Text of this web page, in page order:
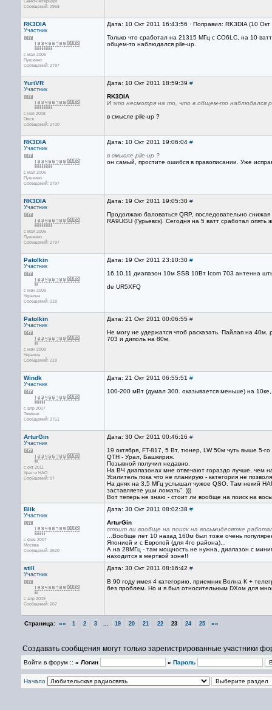
Сообщений: 2968
RK3DIA
Участник
с мая 2006
Пушкино
Сообщений: 2797
Дата: 10 Окт 2011 16:43:56 · Поправил: RK3DIA (10
Только что сработал на 21315 МГц с CO6LC, на 10
общем-то наблюдался pile-up.
YuriVR
Участник
с ноя 2008
Омск
Сообщений: 2700
Дата: 10 Окт 2011 18:59:39 #
RK3DIA
И это несмотря на то, что в общем-то наблюдался
в смысле pile-up ?
RK3DIA
Участник
с мая 2006
Пушкино
Сообщений: 2797
Дата: 10 Окт 2011 19:06:04 #
в смысле pile-up ?
он самый, простите ошибся в правописании. Уже
RK3DIA
Участник
с мая 2006
Пушкино
Сообщений: 2797
Дата: 19 Окт 2011 19:05:30 #
Продолжаю баловаться QRP, последовательно
RA9UGU (Гурьевск). Сегодня на 5 ватт сработал
Patolkin
Участник
с июн 2009
Украина
Сообщений: 218
Дата: 19 Окт 2011 23:10:30 #
16.10.11 диапазон 10м SSB 10Вт Icom 703 антенна
de UR5XFQ
Patolkin
Участник
с июн 2009
Украина
Сообщений: 218
Дата: 21 Окт 2011 00:06:55 #
Не могу не удержатся чтоб расказать. Пайлап на 40м,
703 и диполь на 80м.
Windk
Участник
с апр 2007
Тюмень
Сообщений: 3751
Дата: 21 Окт 2011 06:55:51 #
100-200 мВт (думал 300. оказывается меньше) на
ArturGin
Участник
с окт 2011
Урал и НАО
Сообщений: 97
Дата: 30 Окт 2011 00:46:16 #
19 октября, FT-817, 5 Вт, тюнер, LW 50м чуть выше 5-
QTH - Урал, Башкирия.
Позывной получил недавно.
На ВЧ диапазонах мне отвечают гораздо лучше, чем
Усилитель пока что не планирую - категория не
На днях на 3,5 МГц услышал чужое QSO. Там некий
заставляете уши ломать". )))
Вот теперь не знаю - стоит ли вообще на поиск на
Blik
Участник
с фев 2007
Москва
Сообщений: 2520
Дата: 30 Окт 2011 08:02:38 #
ArturGin
стоит ли вообще на поиск на восьмидесятке
...Вообще лет 10 назад 160м был тоже очень
Японией и с Европой (для 4го района)...
А на 28МГц - там мощность не нужна, диапазон с
находится в мертвой зоне!!
still
Участник
с апр 2009
Сообщений: 267
Дата: 30 Окт 2011 08:16:42 #
В 90 году имея 4 категорию, приемник Волна К +
без проблем. Но и я был относительным DXом для
Страница: «« 1 2 3 19 20 21 22 23 24 25 »»
Создавать сообщения могут только зарегистрированные участники
Войти в форум :: » Логин » Пароль
Начало